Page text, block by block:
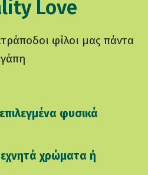
Love
φίλοι μας πάντα
φυσικά
χρώματα ή